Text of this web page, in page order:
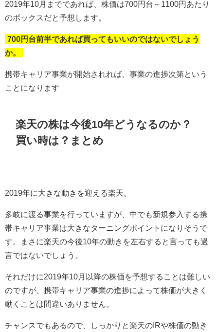
2019年10 月までであれば、株価は700円台～ 1100円あたり
のボックスだと予想します。
700円台前半であれば買ってもいいのではないでしょう
か。
携帯キャリア事業が開始されれば、事業の進捗次第という
ことになります
楽天の株は今後10年どうなるのか？
買い時は？まとめ
2019年に大きな動きを迎える楽天。
多岐に渡る事業を行っていますが、中でも新規参入する携
帯キャリア事業は大きなターニングポイントになりそうで
す。まさに楽天の今後10年の動きを左右すると言っても過
言ではないでしょう。
それだけに2019年10月以降の株価を予想することは難しい
のですが、携帯キャリア事業の進捗によって株価が大きく
動くことは間違いありません。
チャンスでもあるので、しっかりと楽天の IRや株価の動き